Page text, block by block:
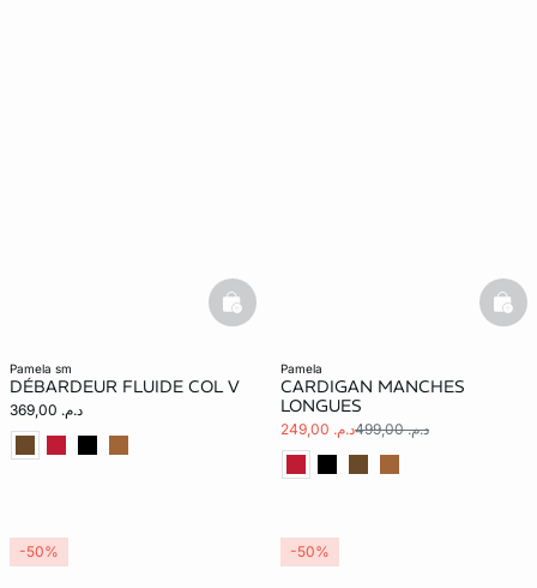
pamela sm
DÉBARDEUR FLUIDE COL V
د.م. 369,00
basketfull
pamela
CARDIGAN MANCHES
LONGUES
د.م. 249,00 د.م. 499,00
-50% -50%